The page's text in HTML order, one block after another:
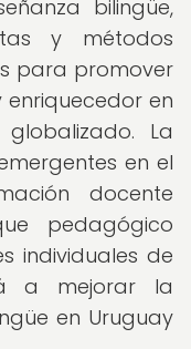
bilingüe,
y métodos
para promover
enriquecedor en
La
en el
docente
pedagógico
individuales de
a mejorar la
en Uruguay